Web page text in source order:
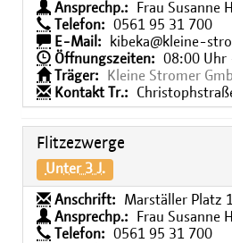
Ansprechp.:
Frau Susanne
Telefon:
0561 95 31 700
E-Mail:
kibeka@kleine-
Öffnungszeiten:
08:00 Uhr
Träger:
Kleine Stromer
Kontakt Tr.:
Flitzezwerge
Unter 3 J.
Anschrift:
Marställer Platz
Ansprechp.:
Frau Susanne
Telefon:
0561 95 31 700